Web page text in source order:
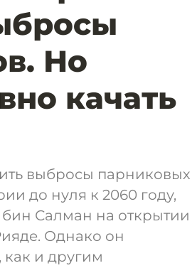
Но
качать
выбросы парниковых
до нуля к 2060 году,
Салман на открытии
Однако он
как и другим